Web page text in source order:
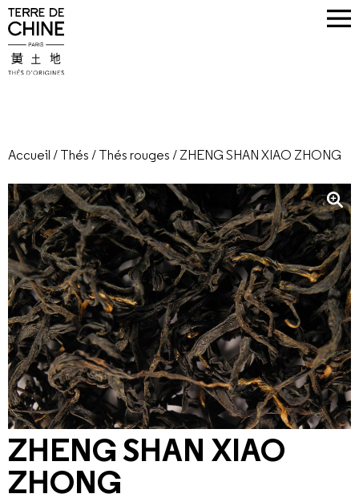
Accueil / Thés / Thés rouges / ZHENG SHAN XIAO ZHONG
ZHENG SHAN XIAO
ZHONG